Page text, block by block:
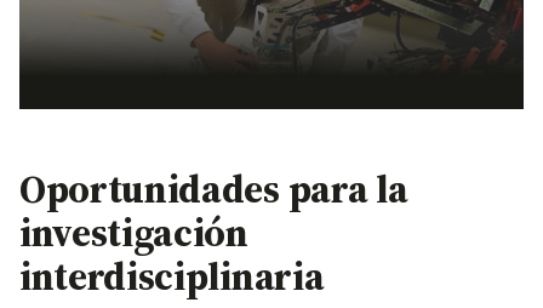
Oportunidades para la
investigación
interdisciplinaria